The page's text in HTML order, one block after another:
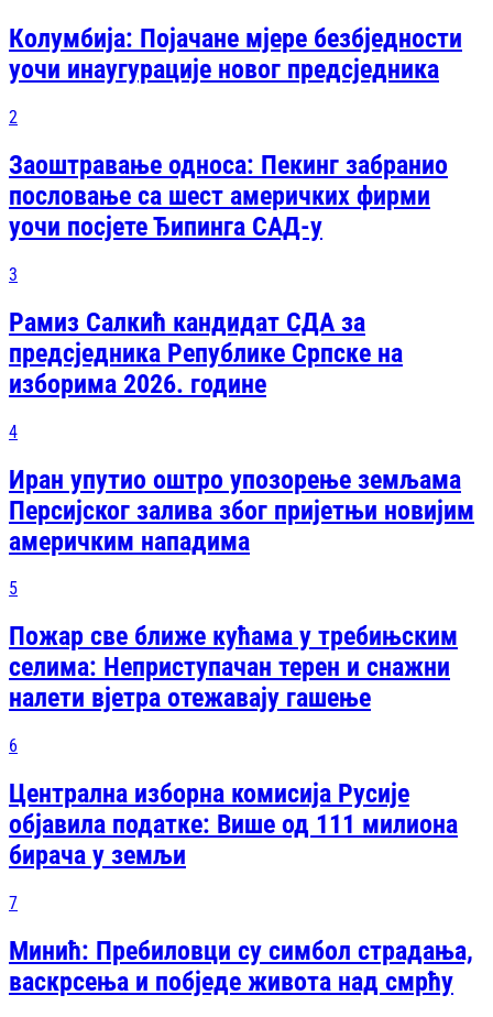
Колумбија: Појачане мјере безбједности
уочи инаугурације новог предсједника
2
Заоштравање односа: Пекинг забранио
пословање са шест америчких фирми
уочи посјете Ђипинга САД-у
3
Рамиз Салкић кандидат СДА за
предсједника Републике Српске на
изборима 2026. године
4
Иран упутио оштро упозорење земљама
Персијског залива због пријетњи новијим
америчким нападима
5
Пожар све ближе кућама у требињским
селима: Неприступачан терен и снажни
налети вјетра отежавају гашење
6
Централна изборна комисија Русије
објавила податке: Више од 111 милиона
бирача у земљи
7
Минић: Пребиловци су симбол страдања,
васкрсења и побједе живота над смрћу